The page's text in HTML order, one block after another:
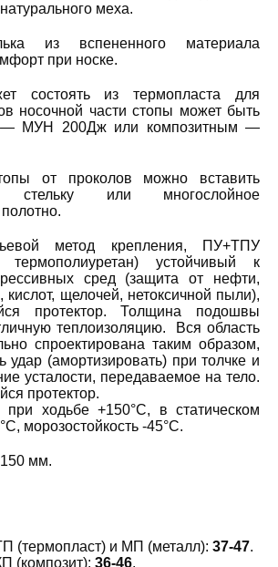
меха.
из вспененного материала
при носке.
состоять из термопласта для
носочной части стопы может быть
— МУН 200Дж или композитным —
от проколов можно вставить
стельку или многослойное
метод крепления, ПУ+ТПУ
термополиуретан) устойчивый к
сред (защита от нефти,
кислот, щелочей, нетоксичной пыли),
протектор. Толщина подошвы
теплоизоляцию. Вся область
спроектирована таким образом,
удар (амортизировать) при толчке и
усталости, передаваемое на тело.
протектор.
при ходьбе +150°С, в статическом
морозостойкость -45°С.
мм.
(термопласт) и МП (металл): 37-47.
(композит): 36-46.